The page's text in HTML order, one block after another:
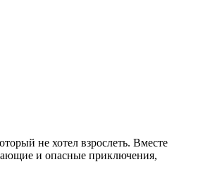
не хотел взрослеть. Вместе
и опасные приключения,